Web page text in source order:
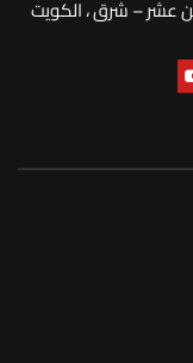
عشر – شرق ، الكويت